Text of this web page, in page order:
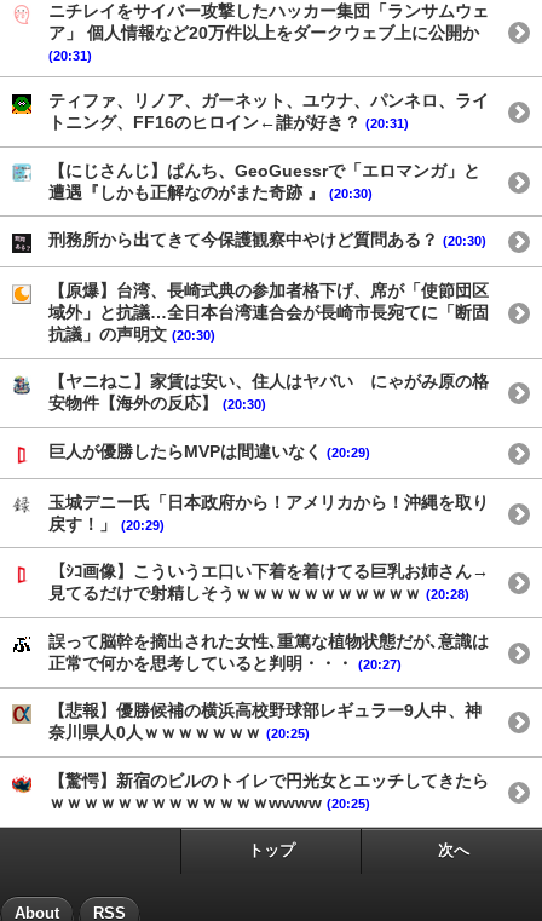
ニチレイをサイバー攻撃したハッカー集団「ランサムウェ
ア」 個人情報など20万件以上をダークウェブ上に公開か
(20:31)
ティファ、リノア、ガーネット、ユウナ、パンネロ、ライ
トニング、FF16のヒロイン←誰が好き？ (20:31)
【にじさんじ】ぱんち、GeoGuessrで「エロマンガ」と
遭遇『しかも正解なのがまた奇跡 』
(20:30)
刑務所から出てきて今保護観察中やけど質問ある？ (20:30)
【原爆】台湾、長崎式典の参加者格下げ、席が「使節団区
域外」と抗議…全日本台湾連合会が長崎市長宛てに「断固
抗議」の声明文 (20:30)
【ヤニねこ】家賃は安い、住人はヤバい にゃがみ原の格
安物件【海外の反応】
(20:30)
巨人が優勝したらMVPは間違いなく (20:29)
玉城デニー氏「日本政府から！アメリカから！沖縄を取り
戻す！」
(20:29)
【ｼｺ画像】こういうエ口い下着を着けてる巨乳お姉さん→
見てるだけで射精しそうｗｗｗｗｗｗｗｗｗｗｗ (20:28)
誤って脳幹を摘出された女性､重篤な植物状態だが､意識は
正常で何かを思考していると判明・・・
(20:27)
【悲報】優勝候補の横浜高校野球部レギュラー9人中、神
奈川県人0人ｗｗｗｗｗｗｗ (20:25)
【驚愕】新宿のビルのトイレで円光女とエッチしてきたら
ｗｗｗｗｗｗｗｗｗｗｗｗｗwwww (20:25)
トップ 次へ
About RSS